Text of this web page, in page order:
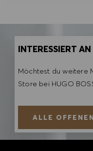
INTERESSIERT
Möchtest du weitere
Store bei HUGO
ALLE